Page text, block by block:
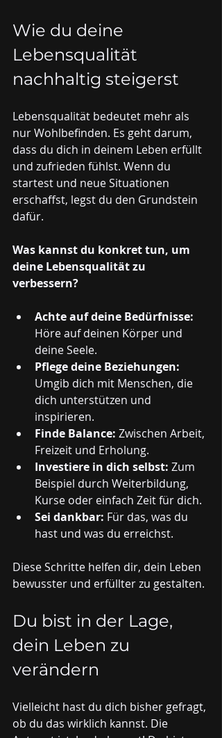
Wie du deine
Lebensqualität
nachhaltig steigerst
Lebensqualität bedeutet mehr als
nur Wohlbefinden. Es geht darum,
dass du dich in deinem Leben erfüllt
und zufrieden fühlst. Wenn du
startest und neue Situationen
erschaffst, legst du den Grundstein
dafür.
Was kannst du konkret tun, um
deine Lebensqualität zu
verbessern?
Achte auf deine Bedürfnisse:
Höre auf deinen Körper und
deine Seele.
Pflege deine Beziehungen:
Umgib dich mit Menschen, die
dich unterstützen und
inspirieren.
Finde Balance: Zwischen Arbeit,
Freizeit und Erholung.
Investiere in dich selbst: Zum
Beispiel durch Weiterbildung,
Kurse oder einfach Zeit für dich.
Sei dankbar: Für das, was du
hast und was du erreichst.
Diese Schritte helfen dir, dein Leben
bewusster und erfüllter zu gestalten.
Du bist in der Lage,
dein Leben zu
verändern
Vielleicht hast du dich bisher gefragt,
ob du das wirklich kannst. Die